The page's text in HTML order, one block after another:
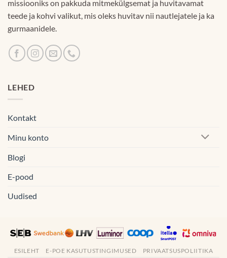
missiooniks on pakkuda mitmekülgsemat ja huvitavamat
teede ja kohvi valikut, mis oleks huvitav nii nautlejatele ja ka
gurmaanidele.
LEHED
Kontakt
Minu konto
Blogi
E-pood
Uudised
ESILEHT E-POE KASUTUSTINGIMUSED PRIVAATSUSPOLIITIKA